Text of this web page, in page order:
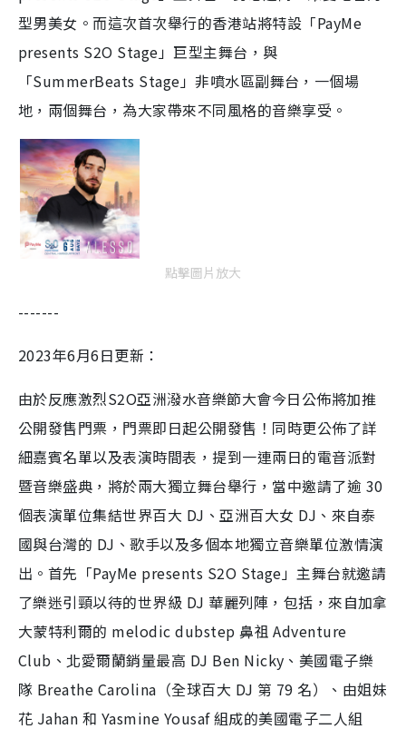
型男美女。而這次首次舉行的香港站將特設「PayMe
presents S2O Stage」巨型主舞台，與
「SummerBeats Stage」非噴水區副舞台，一個場
地，兩個舞台，為大家帶來不同風格的音樂享受。
點擊圖片放大
-------
2023年6月6日更新：
由於反應激烈S2O亞洲潑水音樂節大會今日公佈將加推
公開發售門票，門票即日起公開發售！同時更公佈了詳
細嘉賓名單以及表演時間表，提到一連兩日的電音派對
暨音樂盛典，將於兩大獨立舞台舉行，當中邀請了逾 30
個表演單位集結世界百大 DJ、亞洲百大女 DJ、來自泰
國與台灣的 DJ、歌手以及多個本地獨立音樂單位激情演
出。首先「PayMe presents S2O Stage」主舞台就邀請
了樂迷引頸以待的世界級 DJ 華麗列陣，包括，來自加拿
大蒙特利爾的 melodic dubstep 鼻祖 Adventure
Club、北愛爾蘭銷量最高 DJ Ben Nicky、美國電子樂
隊 Breathe Carolina（全球百大 DJ 第 79 名）、由姐妹
花 Jahan 和 Yasmine Yousaf 組成的美國電子二人組